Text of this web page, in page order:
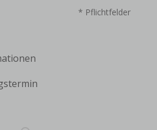
* Pflichtfelder